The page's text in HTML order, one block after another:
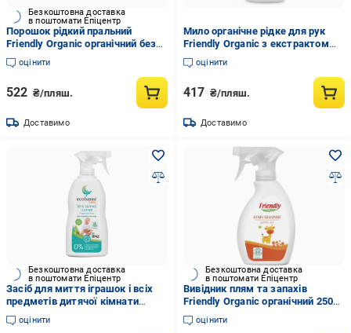
Безкоштовна доставка
в поштомати Епіцентр
Порошок рідкий пральний
Friendly Organic органічний без
запаху 20 прань 1000 мл
оцінити
522 ₴/пляш.
Доставимо
Мило органічне рідке для рук
Friendly Organic з екстрактом
рису 500 мл
оцінити
417 ₴/пляш.
Доставимо
Безкоштовна доставка
в поштомати Епіцентр
Засіб для миття іграшок і всіх
предметів дитячої кімнат и
Ecolunes гіпоалергенний 300 мл
(1660198213)
оцінити
Безкоштовна доставка
в поштомати Епіцентр
Вивідник плям та запахів
Friendly Organic органічний 250
мл
оцінити